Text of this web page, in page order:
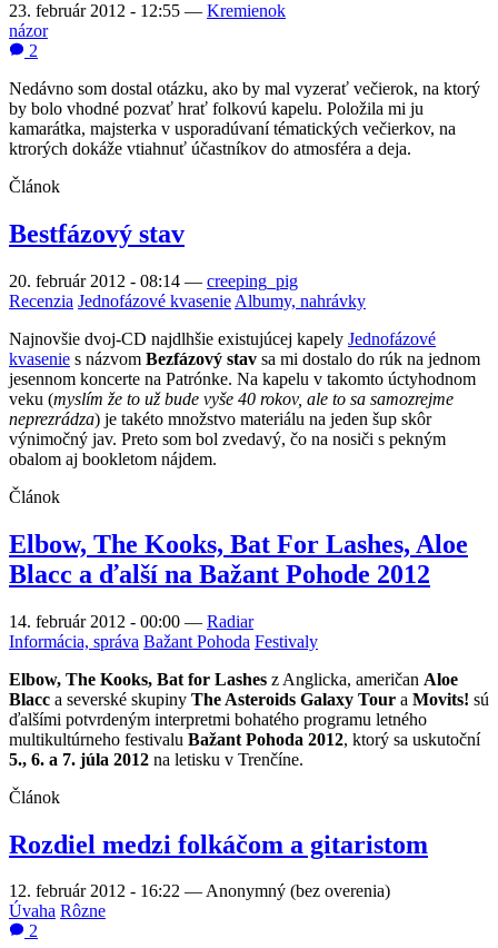
23. február 2012 - 12:55 — Kremienok
názor
2
Nedávno som dostal otázku, ako by mal vyzerať večierok, na ktorý
by bolo vhodné pozvať hrať folkovú kapelu. Položila mi ju
kamarátka, majsterka v usporadúvaní tématických večierkov, na
ktrorých dokáže vtiahnuť účastníkov do atmosféra a deja.
Článok
Bestfázový stav
20. február 2012 - 08:14 — creeping_pig
Recenzia Jednofázové kvasenie Albumy, nahrávky
Najnovšie dvoj-CD najdlhšie existujúcej kapely Jednofázové
kvasenie s názvom Bezfázový stav sa mi dostalo do rúk na jednom
jesennom koncerte na Patrónke. Na kapelu v takomto úctyhodnom
veku (myslím že to už bude vyše 40 rokov, ale to sa samozrejme
neprezrádza) je takéto množstvo materiálu na jeden šup skôr
výnimočný jav. Preto som bol zvedavý, čo na nosiči s pekným
obalom aj bookletom nájdem.
Článok
Elbow, The Kooks, Bat For Lashes, Aloe
Blacc a ďalší na Bažant Pohode 2012
14. február 2012 - 00:00 — Radiar
Informácia, správa Bažant Pohoda Festivaly
Elbow, The Kooks, Bat for Lashes z Anglicka, američan Aloe
Blacc a severské skupiny The Asteroids Galaxy Tour a Movits! sú
ďalšími potvrdeným interpretmi bohatého programu letného
multikultúrneho festivalu Bažant Pohoda 2012, ktorý sa uskutoční
5., 6. a 7. júla 2012 na letisku v Trenčíne.
Článok
Rozdiel medzi folkáčom a gitaristom
12. február 2012 - 16:22 —Anonymný (bez overenia)
Úvaha Rôzne
2